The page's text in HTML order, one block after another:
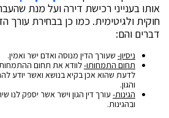
אותו בענייני רכישת דירה ועל מנת
חוקית ולגיטימית. כמו כן בבחירת עורך
דברים והם:
ניסיון-שעורך הדין מנוסה ואדם ישר ואמין.
תחום התמחותו-לוודא את תחום
לדעת שהוא אכן בקיא בנושא ואשר יודע
והגון.
הגינות-עורך דין הגון וישר אשר יספק לנו
ובהגינות.